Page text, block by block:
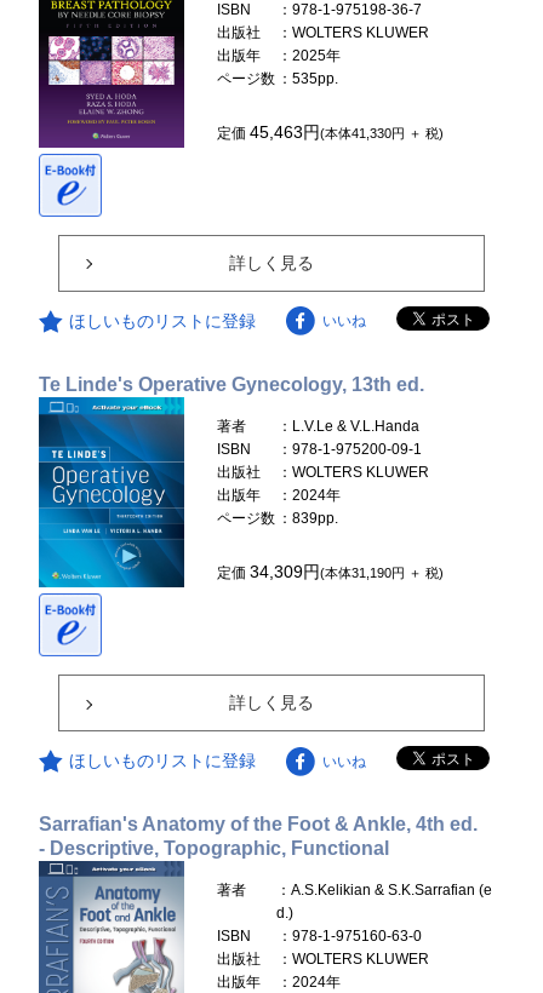
ISBN
：978-1-975198-36-7
出版社
：WOLTERS KLUWER
出版年
：2025年
ページ数 ：535pp.
定価45,463円(本体41,330円 ＋ 税)
詳しく見る
ほしいものリストに登録 いいね
Te Linde's Operative Gynecology, 13th ed.
著者
：L.V.Le & V.L.Handa
ISBN
：978-1-975200-09-1
出版社
：WOLTERS KLUWER
出版年
：2024年
ページ数 ：839pp.
定価34,309円(本体31,190円 ＋ 税)
詳しく見る
ほしいものリストに登録 いいね
Sarrafian's Anatomy of the Foot & Ankle, 4th ed.
- Descriptive, Topographic, Functional
著者
：A.S.Kelikian & S.K.Sarrafian (e
d.)
ISBN
：978-1-975160-63-0
出版社
：WOLTERS KLUWER
出版年
：2024年